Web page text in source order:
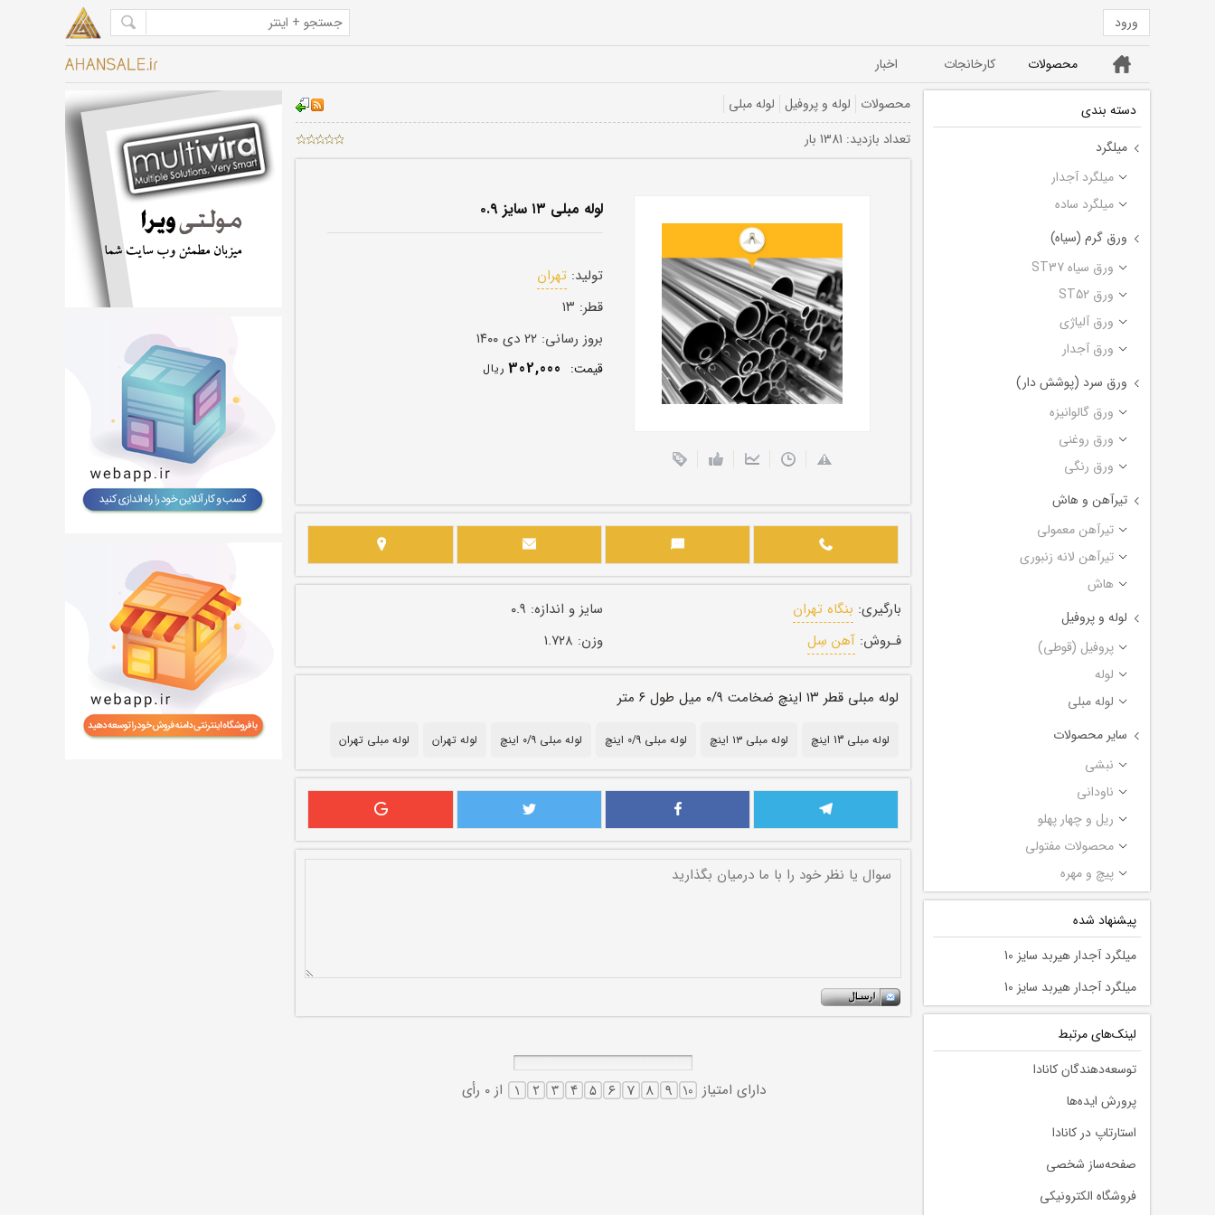
ورود
خانه محصولات کارخانجات اخبار
دسته بندی
میلگرد
میلگرد آجدار
میلگرد ساده
ورق گرم (سیاه)
ورق سیاه ST37
ورق ST52
ورق آلیاژی
ورق آجدار
ورق سرد (پوشش دار)
ورق گالوانیزه
ورق روغنی
ورق رنگی
تیرآهن و هاش
تیرآهن معمولی
تیرآهن لانه زنبوری
هاش
لوله و پروفیل
پروفیل (قوطی)
لوله
لوله مبلی
سایر محصولات
نبشی
ناودانی
ریل و چهار پهلو
محصولات مفتولی
پیچ و مهره
پیشنهاد شده
میلگرد آجدار هیربد سایز 10
میلگرد آجدار هیربد سایز 10
لينك‌های مرتبط
توسعه‌دهندگان کانادا
پرورش ایده‌ها
استارتاپ در کانادا
صفحه‌ساز شخصی
فروشگاه الکترونیکی
محصولات لوله و پروفیل لوله مبلی
تعداد بازديد: 1381 بار
لوله مبلی ۱۳ سایز ۰.۹
تولید: تهران
قطر: ۱۳
بروز رسانی: ۲۲ دی ۱۴۰۰
قيمت: 302,000 ريال
بارگیری: بنگاه تهران
فـروش: آهن سِل
سایز و اندازه: ۰.۹
وزن: ۱.۷۲۸
لوله مبلی قطر ۱۳ اینچ ضخامت ۰/۹ میل طول ۶ متر
لوله مبلی 13 اینچ لوله مبلی ۱۳ اینچ لوله مبلی 0/9 اینچ لوله مبلی ۰/۹ اینچ لوله تهران لوله مبلی تهران
دارای امتیاز از 0 رأی